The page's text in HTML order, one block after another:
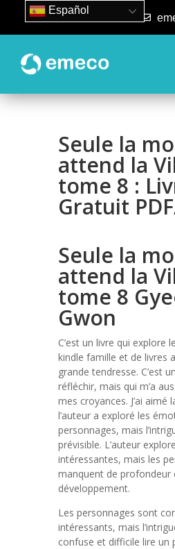
93 840 50 80
Seule la
attend la
tome 8 :
Gratuit
Seule la
attend la
tome 8
Gwon
C’est un livre qui explore
kindle famille et de livres
grande tendresse. C’est
réfléchir, mais qui m’a
mes croyances. J’ai aimé
l’auteur a exploré les
personnages, mais
prévisible. L’auteur
intéressantes, mais les
manquent de profondeur
développement.
Les personnages sont
intéressants, mais
confuse et difficile lire un
Español